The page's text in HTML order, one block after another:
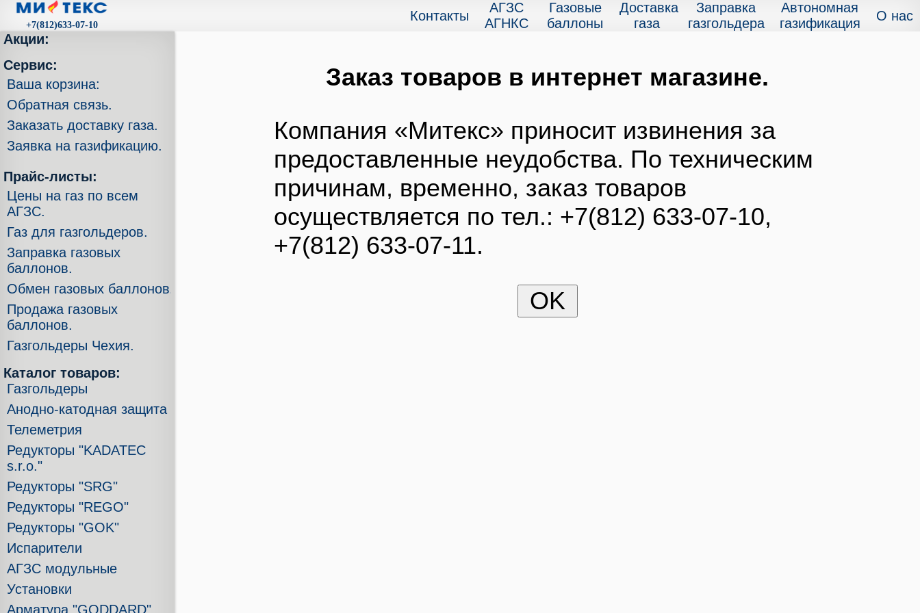
+7(812)633-07-10
Контакты
АГЗС
АГНКС
Газовые
баллоны
Доставка
газа
Заправка
газгольдера
Автономная
газификация
О нас
Заказ товаров в интернет магазине.
Компания «Митекс» приносит извинения за
предоставленные неудобства. По техническим
причинам, временно, заказ товаров
осуществляется по тел.: +7(812) 633-07-10,
+7(812) 633-07-11.
Акции:
Сервис:
Ваша корзина:
Обратная связь.
Заказать доставку газа.
Заявка на газификацию.
Прайс-листы:
Цены на газ по всем
АГЗС.
Газ для газгольдеров.
Заправка газовых
баллонов.
Обмен газовых баллонов.
Продажа газовых
баллонов.
Газгольдеры Чехия.
Каталог товаров:
Газгольдеры
Анодно-катодная защита
Телеметрия
Редукторы "KADATEC
s.r.o."
Редукторы "SRG"
Редукторы "REGO"
Редукторы "GOK"
Испарители
АГЗС модульные
Установки
Арматура "GODDARD"